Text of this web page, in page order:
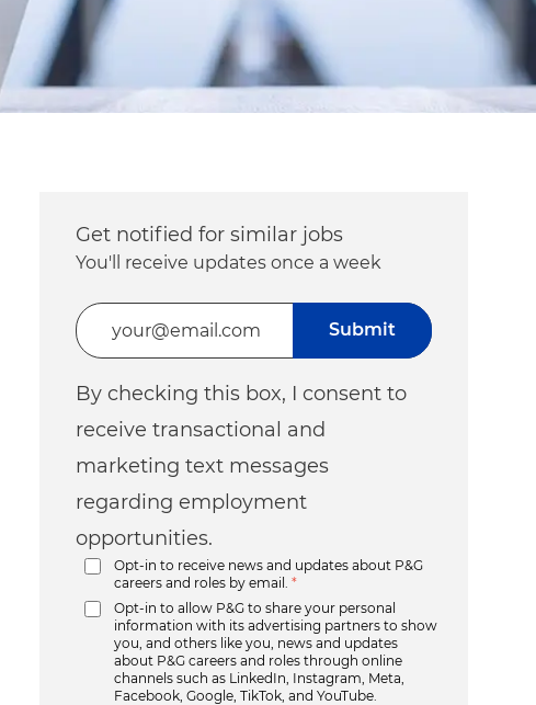
Get notified for similar jobs
You'll receive updates once a week
Enter Email address (Required)
By checking this box, I consent to
receive transactional and
marketing text messages
regarding employment
opportunities.
Opt-in to receive news and updates about P&G
careers and roles by email.
*
Opt-in to allow P&G to share your personal
information with its advertising partners to show
you, and others like you, news and updates
about P&G careers and roles through online
channels such as LinkedIn, Instagram, Meta,
Facebook, Google, TikTok, and YouTube.
Submit